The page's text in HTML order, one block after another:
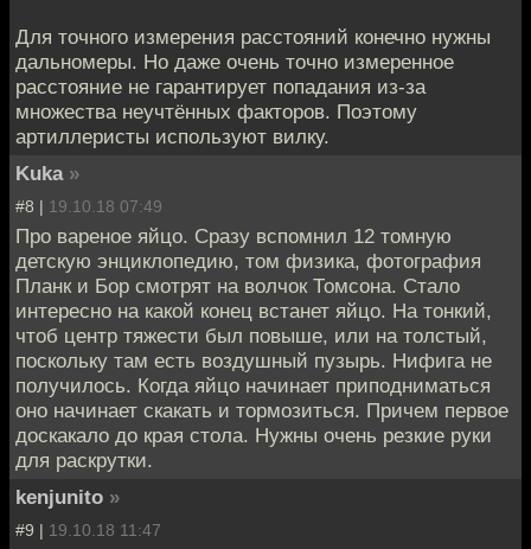
Для точного измерения расстояний конечно нужны
дальномеры. Но даже очень точно измеренное
расстояние не гарантирует попадания из-за
множества неучтённых факторов. Поэтому
артиллеристы используют вилку.
Kuka »
#8 | 19.10.18 07:49
Про вареное яйцо. Сразу вспомнил 12 томную
детскую энциклопедию, том физика, фотография
Планк и Бор смотрят на волчок Томсона. Стало
интересно на какой конец встанет яйцо. На тонкий,
чтоб центр тяжести был повыше, или на толстый,
поскольку там есть воздушный пузырь. Нифига не
получилось. Когда яйцо начинает приподниматься
оно начинает скакать и тормозиться. Причем первое
доскакало до края стола. Нужны очень резкие руки
для раскрутки.
kenjunito »
#9 | 19.10.18 11:47